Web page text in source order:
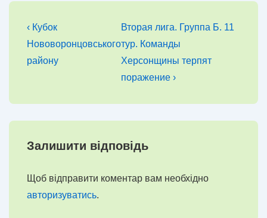
Навігація
записів
Попередній
запис
‹ Кубок
Нововоронцовського
району
Наступний
запис
Вторая лига. Группа Б. 11
тур. Команды
Херсонщины терпят
поражение ›
Залишити відповідь
Щоб відправити коментар вам необхідно
авторизуватись.